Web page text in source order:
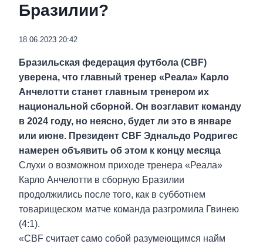
Бразилии?
18.06.2023 20:42
Бразильская федерация футбола (CBF)
уверена, что главный тренер «Реала» Карло
Анчелотти станет главным тренером их
национальной сборной. Он возглавит команду
в 2024 году, но неясно, будет ли это в январе
или июне. Президент CBF Эднальдо Родригес
намерен объявить об этом к концу месяца
Слухи о возможном приходе тренера «Реала»
Карло Анчелотти в сборную Бразилии
продолжились после того, как в субботнем
товарищеском матче команда разгромила Гвинею
(4:1).
«CBF считает само собой разумеющимся найм